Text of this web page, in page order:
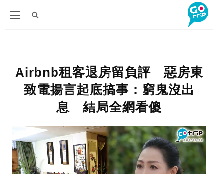
Airbnb租客退房留負評 惡房東
致電揚言起底搞事：窮鬼沒出
息 結局全網看傻